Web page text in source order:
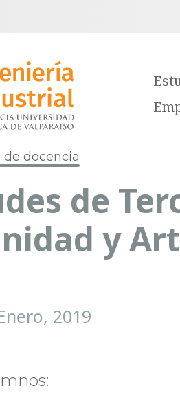
de docencia
de
y
2019